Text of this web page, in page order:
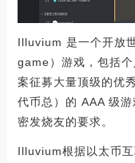
Illuvium 是一个开放
game）游戏，包括
案征募大量顶级的优
代币总）的 AAA 级
密发烧友的要求。
Illuvium根据以太币